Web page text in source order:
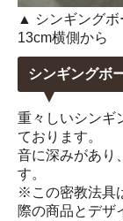
▲ シンギングボ
13cm横側から
シンギングボ
重々しいシンギ
ております。
音に深みがあり
す。
※この密教法具
際の商品とデザ